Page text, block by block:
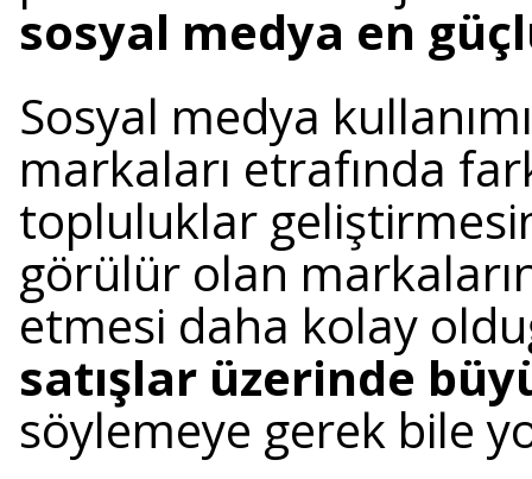
sosyal medya en
Sosyal medya
markaları etrafında
topluluklar
görülür olan
etmesi daha kolay
satışlar üzerinde
söylemeye gerek bile